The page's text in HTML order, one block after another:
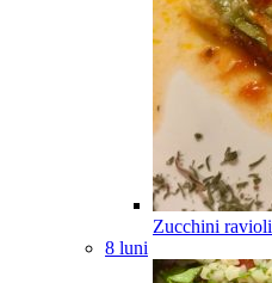
Zucchini ravioli
8 luni